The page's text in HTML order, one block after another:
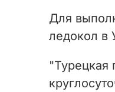
Для
ледокол в
"Турецкая